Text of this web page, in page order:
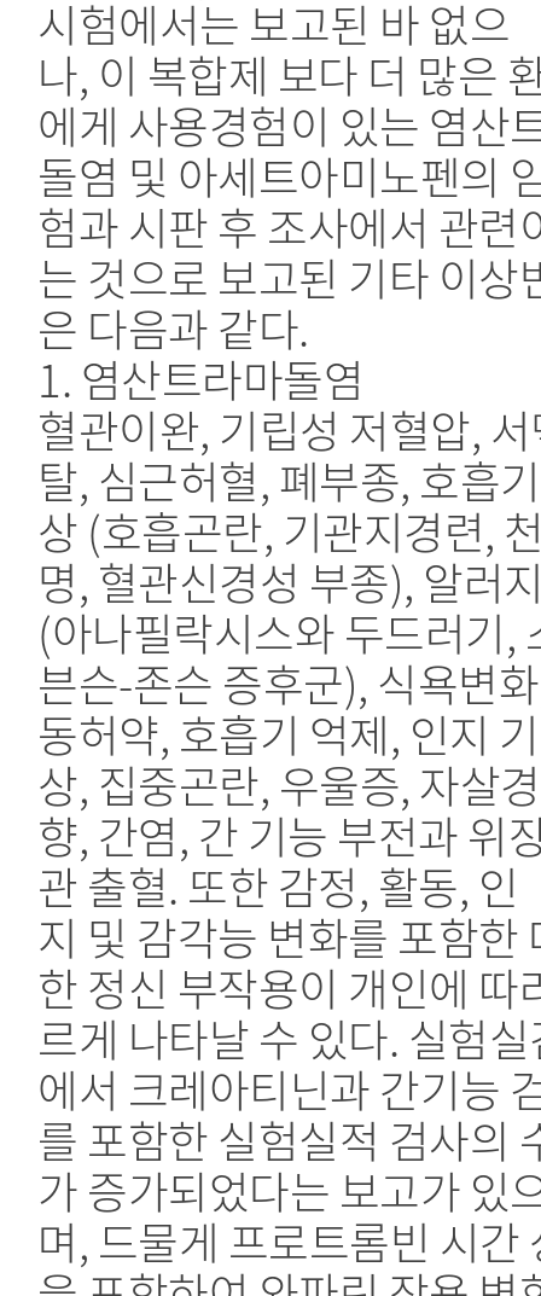
시험에서는 보고된 바 없으
나, 이 복합제 보다 더 많은
에게 사용경험이 있는 염산
돌염 및 아세트아미노펜의
험과 시판 후 조사에서 관련
는 것으로 보고된 기타 이상
은 다음과 같다.
1. 염산트라마돌염
혈관이완, 기립성 저혈압,
탈, 심근허혈, 폐부종, 호흡
상 (호흡곤란, 기관지경련,
명, 혈관신경성 부종), 알러
(아나필락시스와 두드러기,
븐슨-존슨 증후군), 식욕변
동허약, 호흡기 억제, 인지
상, 집중곤란, 우울증, 자살경
향, 간염, 간 기능 부전과 위
관 출혈. 또한 감정, 활동, 인
지 및 감각능 변화를 포함한
한 정신 부작용이 개인에 따
르게 나타날 수 있다. 실험
에서 크레아티닌과 간기능
를 포함한 실험실적 검사의
가 증가되었다는 보고가 있
며, 드물게 프로트롬빈 시간